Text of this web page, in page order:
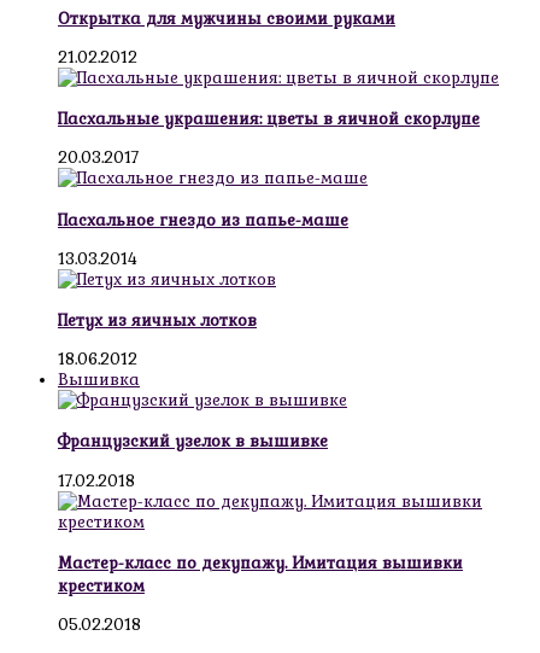
Открытка для мужчины своими руками
21.02.2012
Пасхальные украшения: цветы в яичной скорлупе
20.03.2017
Пасхальное гнездо из папье-маше
13.03.2014
Петух из яичных лотков
18.06.2012
Вышивка
Французский узелок в вышивке
17.02.2018
Мастер-класс по декупажу. Имитация вышивки
крестиком
05.02.2018